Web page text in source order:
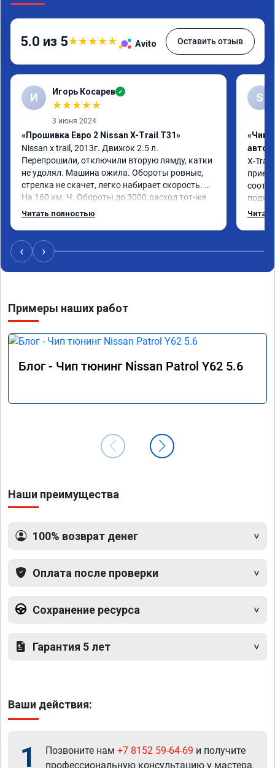
5.0 из 5★★★★★ Avito Оставить отзыв
И Игорь Косарев ✓
★★★★★
3 июня 2024
«Прошивка Евро 2 Nissan X-Trail T31»
Nissan x trаil, 2013г. Движок 2.5 л.
Перепрошили, отключили вторую лямду, катки
не удолял. Машина ожила. Обороты ровные,
стрелка не скачет, легко набирает скорость.
На 160 км. Ч. Обороты до 3000.расход тот-же
без изменения 12л. Услугой доволен.
Читать полностью
S
«Чип
X-Trail
‹ ›
Примеры наших работ
Блог - Чип тюнинг Nissan Patrol Y62 5.6
Наши преимущества
100% возврат денег
Оплата после проверки
Сохранение ресурса
Гарантия 5 лет
Ваши действия:
1 Позвоните нам +7 8152 59-64-69 и получите
профессиональную консультацию у мастера.